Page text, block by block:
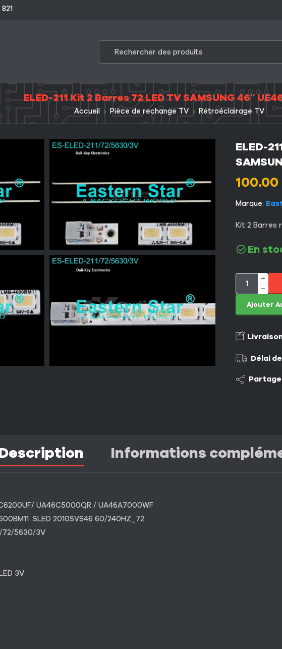
ELED-211 Kit 2 Barres 72 LED TV SAMSUNG 46″
Accueil Pièce de rechange TV Rétroéclairage TV
ELED-
100.00
Marque:
Kit 2 Barres
En
Ajouter
Délai
Informations
UA46C5000QR / UA46A7000WF
SLED 2010SVS46 60/240HZ_72
72/5630/3V
3V